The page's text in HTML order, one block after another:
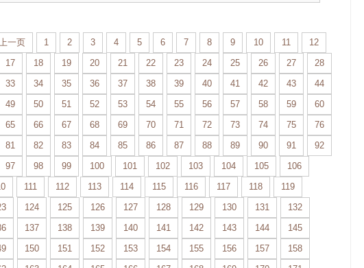
一页 1 2 3 4 5 6 7 8 9 10 11
12
17 18 19 20 21 22 23 24 25 26 27
28
33 34 35 36 37 38 39 40 41 42 43
44
49 50 51 52 53 54 55 56 57 58 59
60
65 66 67 68 69 70 71 72 73 74 75
76
81 82 83 84 85 86 87 88 89 90 91
92
97 98 99 100 101 102 103 104 105
106
111 112 113 114 115 116 117 118
119
124 125 126 127 128 129 130 131
132
137 138 139 140 141 142 143 144
145
150 151 152 153 154 155 156 157
158